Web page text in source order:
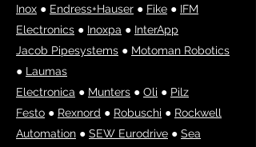
Inox ● Endress+Hauser ● Fike ● IFM
Electronics ● Inoxpa ● InterApp
Jacob Pipesystems ● Motoman Robotics
● Laumas
Electronica ● Munters ● Oli ● Pilz
Festo ● Rexnord ● Robuschi ● Rockwell
Automation ● SEW Eurodrive ● Sea